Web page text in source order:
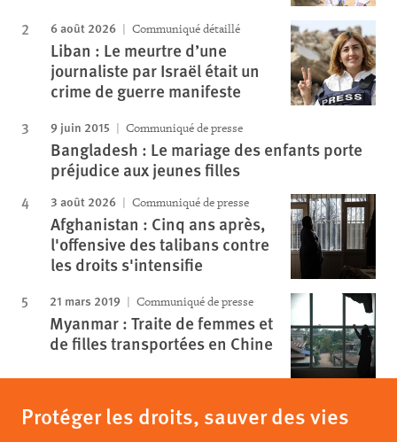
6 août 2026 Communiqué détaillé
Liban : Le meurtre d’une
journaliste par Israël était un
crime de guerre manifeste
9 juin 2015 Communiqué de presse
Bangladesh : Le mariage des enfants porte
préjudice aux jeunes filles
3 août 2026 Communiqué de presse
Afghanistan : Cinq ans après,
l'offensive des talibans contre
les droits s'intensifie
21 mars 2019 Communiqué de presse
Myanmar : Traite de femmes et
de filles transportées en Chine
Protéger les droits, sauver des vies